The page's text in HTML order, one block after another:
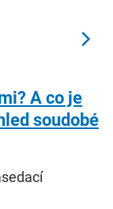
A co je
soudobé